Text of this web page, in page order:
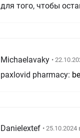
для того, чтобы
Michaelavaky •
paxlovid pharmacy:
Danielextef • 25.10.2024